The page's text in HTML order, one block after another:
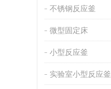
不锈钢反应釜
微型固定床
小型反应釜
实验室小型反应釜